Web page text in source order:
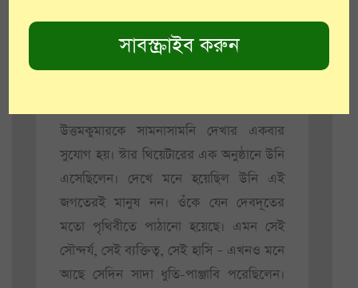
জায়গা তৈরি করে ফেললেন
উত্তমকুমার।
উত্তমকুমারকে সামনাসামনি দেখার একবার
সুযোগ হয়। স্টার থিয়েটারের এক অনুষ্ঠানে উনি
এসেছিলেন। দেখে মনে হয়েছিল উনি এই
জগতেরই মানুষ নন। ওঁকে যেন দেবদূতের
মতো পৃথিবীতে পাঠানো হয়েছে। এমন সেই
সৌন্দর্য, সেই ব্যক্তিত্ব, সেই হাসি – এখনও মনে
আছে সেদিন সাদা ধুতি-পাঞ্জাবি পরেছিলেন।